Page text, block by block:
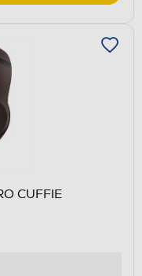
CUFFIE